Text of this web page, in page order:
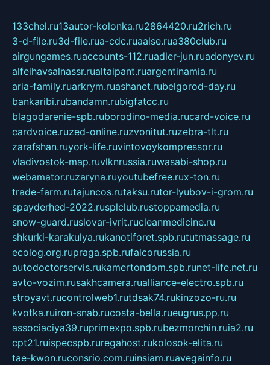
133chel.ru13autor-kolonka.ru2864420.ru2rich.ru
3-d-file.ru3d-file.rua-cdc.ruaalse.rua380club.ru
airgungames.ruaccounts-112.ruadler-jun.ruadonyev.ru
alfeihavsalnassr.rualtaipant.ruargentinamia.ru
aria-family.ruarkrym.ruashanet.rubelgorod-day.ru
bankaribi.rubandamn.rubigfatcc.ru
blagodarenie-spb.ruborodino-media.rucard-voice.ru
cardvoice.ruzed-online.ruzvonitut.ruzebra-tlt.ru
zarafshan.ruyork-life.ruvintovoykompressor.ru
vladivostok-map.ruvlknrussia.ruwasabi-shop.ru
webamator.ruzaryna.ruyoutubefree.rux-ton.ru
trade-farm.rutajuncos.rutaksu.rutor-lyubov-i-grom.ru
spayderhed-2022.rusplclub.rustoppamedia.ru
snow-guard.ruslovar-ivrit.rucleanmedicine.ru
shkurki-karakulya.rukanotiforet.spb.rututmassage.ru
ecolog.org.rupraga.spb.rufalcorussia.ru
autodoctorservis.rukamertondom.spb.runet-life.net.ru
avto-vozim.rusakhcamera.rualliance-electro.spb.ru
stroyavt.rucontrolweb1.rutdsak74.rukinzozo-ru.ru
kvotka.ruiron-snab.rucosta-bella.rueugrus.pp.ru
associaciya39.ruprimexpo.spb.rubezmorchin.ruia2.ru
cpt21.ruispecspb.ruregahost.rukolosok-elita.ru
tae-kwon.ruconsrio.com.ruinsiam.ruavegainfo.ru